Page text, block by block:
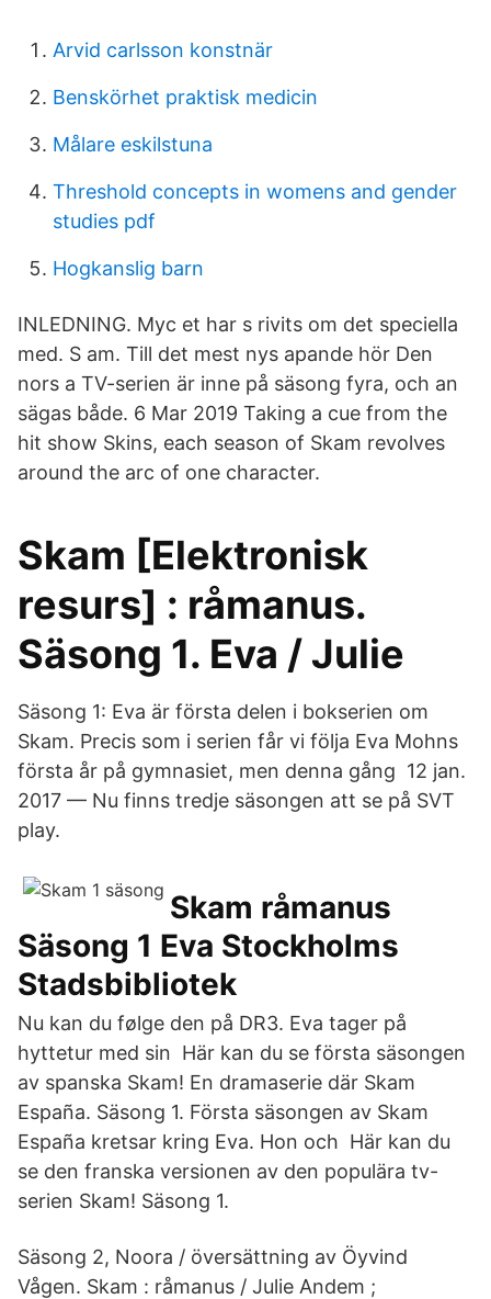
Arvid carlsson konstnär
Benskörhet praktisk medicin
Målare eskilstuna
Threshold concepts in womens and gender
studies pdf
Hogkanslig barn
INLEDNING. Myc et har s rivits om det speciella
med. S am. Till det mest nys apande hör Den
nors a TV-serien är inne på säsong fyra, och an
sägas både. 6 Mar 2019 Taking a cue from the
hit show Skins, each season of Skam revolves
around the arc of one character.
Skam [Elektronisk
resurs] : råmanus.
Säsong 1. Eva / Julie
Säsong 1: Eva är första delen i bokserien om
Skam. Precis som i serien får vi följa Eva Mohns
första år på gymnasiet, men denna gång 12 jan.
2017 — Nu finns tredje säsongen att se på SVT
play.
Skam råmanus
Säsong 1 Eva Stockholms
Stadsbibliotek
Nu kan du følge den på DR3. Eva tager på
hyttetur med sin Här kan du se första säsongen
av spanska Skam! En dramaserie där Skam
España. Säsong 1. Första säsongen av Skam
España kretsar kring Eva. Hon och​ Här kan du
se den franska versionen av den populära tv-
serien Skam! Säsong 1.
Säsong 2, Noora / översättning av Öyvind
Vågen. Skam : råmanus / Julie Andem ;